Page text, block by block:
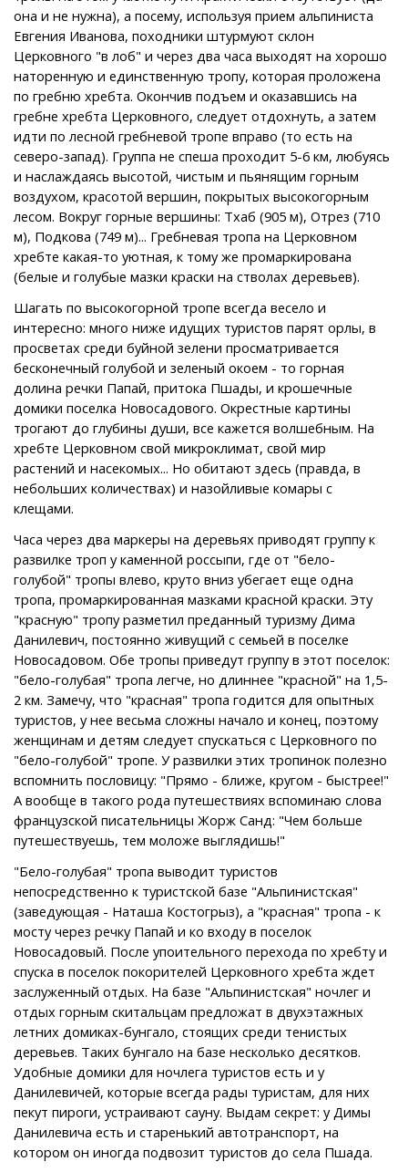
она и не нужна), а посему, используя прием альпиниста
Евгения Иванова, походники штурмуют склон
Церковного "в лоб" и через два часа выходят на хорошо
наторенную и единственную тропу, которая проложена
по гребню хребта. Окончив подъем и оказавшись на
гребне хребта Церковного, следует отдохнуть, а затем
идти по лесной гребневой тропе вправо (то есть на
северо-запад). Группа не спеша проходит 5-6 км, любуясь
и наслаждаясь высотой, чистым и пьянящим горным
воздухом, красотой вершин, покрытых высокогорным
лесом. Вокруг горные вершины: Тхаб (905 м), Отрез (710
м), Подкова (749 м)... Гребневая тропа на Церковном
хребте какая-то уютная, к тому же промаркирована
(белые и голубые мазки краски на стволах деревьев).
Шагать по высокогорной тропе всегда весело и
интересно: много ниже идущих туристов парят орлы, в
просветах среди буйной зелени просматривается
бесконечный голубой и зеленый окоем - то горная
долина речки Папай, притока Пшады, и крошечные
домики поселка Новосадового. Окрестные картины
трогают до глубины души, все кажется волшебным. На
хребте Церковном свой микроклимат, свой мир
растений и насекомых... Но обитают здесь (правда, в
небольших количествах) и назойливые комары с
клещами.
Часа через два маркеры на деревьях приводят группу к
развилке троп у каменной россыпи, где от "бело-
голубой" тропы влево, круто вниз убегает еще одна
тропа, промаркированная мазками красной краски. Эту
"красную" тропу разметил преданный туризму Дима
Данилевич, постоянно живущий с семьей в поселке
Новосадовом. Обе тропы приведут группу в этот поселок:
"бело-голубая" тропа легче, но длиннее "красной" на 1,5-
2 км. Замечу, что "красная" тропа годится для опытных
туристов, у нее весьма сложны начало и конец, поэтому
женщинам и детям следует спускаться с Церковного по
"бело-голубой" тропе. У развилки этих тропинок полезно
вспомнить пословицу: "Прямо - ближе, кругом - быстрее!"
А вообще в такого рода путешествиях вспоминаю слова
французской писательницы Жорж Санд: "Чем больше
путешествуешь, тем моложе выглядишь!"
"Бело-голубая" тропа выводит туристов
непосредственно к туристской базе "Альпинистская"
(заведующая - Наташа Костогрыз), а "красная" тропа - к
мосту через речку Папай и ко входу в поселок
Новосадовый. После упоительного перехода по хребту и
спуска в поселок покорителей Церковного хребта ждет
заслуженный отдых. На базе "Альпинистская" ночлег и
отдых горным скитальцам предложат в двухэтажных
летних домиках-бунгало, стоящих среди тенистых
деревьев. Таких бунгало на базе несколько десятков.
Удобные домики для ночлега туристов есть и у
Данилевичей, которые всегда рады туристам, для них
пекут пироги, устраивают сауну. Выдам секрет: у Димы
Данилевича есть и старенький автотранспорт, на
котором он иногда подвозит туристов до села Пшада.